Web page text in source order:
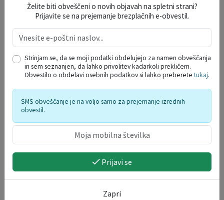
Geometrija pogleda
Zavod za turizem TRG Vipava
Želite biti obveščeni o novih objavah na spletni strani?
Prijavite se na prejemanje brezplačnih e-obvestil.
Strinjam se, da se moji podatki obdelujejo za namen obveščanja
in sem seznanjen, da lahko privolitev kadarkoli prekličem.
Obvestilo o obdelavi osebnih podatkov si lahko preberetetukaj.
SMS obveščanje je na voljo samo za prejemanje izrednih
obvestil.
Prijavi se
Zapri